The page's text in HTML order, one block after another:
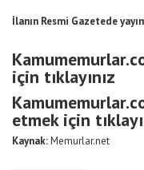
İlanın Resmi Gazetede
için tıklayınız
etmek için
Kaynak:Memurlar.net